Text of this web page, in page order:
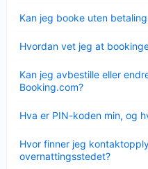
Kan jeg booke uten
mindre
Hvordan vet jeg at
mindre
Kan jeg avbestille eller
Booking.com?
mindre
Hva er PIN-koden min, og
mindre
Hvor finner jeg
overnattingsstedet?
mindre